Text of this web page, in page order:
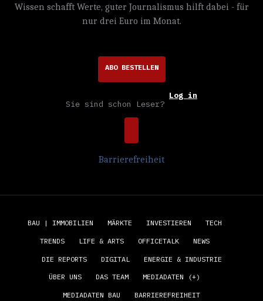
Wissen schafft Werte, guter Journalismus hilft dabei - für
nur drei Euro im Monat.
ABO BESTELLEN
Sie sind schon Leser?
Log in
Barrierefreiheit
BAU | IMMOBILIEN MÄRKTE INVESTIEREN TECH
TRENDS LIFE & ARTS OFFICETALK NEWS
DIE REPORTS DIGITAL ENERGIE & INDUSTRIE
ÜBER UNS DAS TEAM MEDIADATEN (+)
MEDIADATEN BAU BARRIEREFREIHEIT